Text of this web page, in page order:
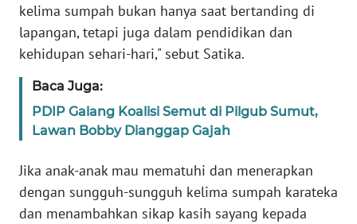
kelima sumpah bukan hanya saat bertanding di
lapangan, tetapi juga dalam pendidikan dan
kehidupan sehari-hari," sebut Satika.
Baca Juga:
PDIP Galang Koalisi Semut di Pilgub Sumut,
Lawan Bobby Dianggap Gajah
Jika anak-anak mau mematuhi dan menerapkan
dengan sungguh-sungguh kelima sumpah karateka
dan menambahkan sikap kasih sayang kepada
WN
SUMUT
JAKARTA
WN
WN